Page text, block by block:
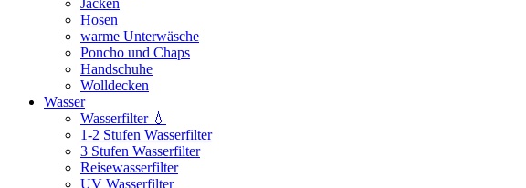
Jacken
Hosen
warme Unterwäsche
Poncho und Chaps
Handschuhe
Wolldecken
Wasser
Wasserfilter 💧
1-2 Stufen Wasserfilter
3 Stufen Wasserfilter
Reisewasserfilter
UV Wasserfilter